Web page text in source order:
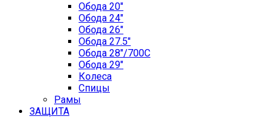
Обода 20"
Обода 24"
Обода 26"
Обода 27.5"
Обода 28"/700C
Обода 29"
Колеса
Спицы
Рамы
ЗАЩИТА